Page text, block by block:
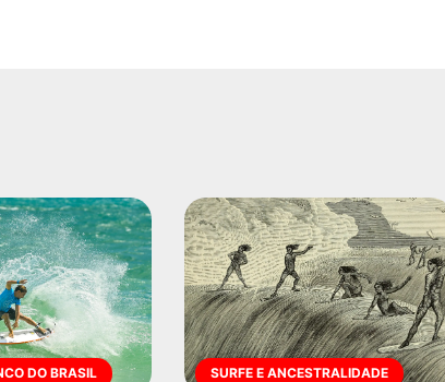
DO BRASIL SURFE E ANCESTRALIDADE